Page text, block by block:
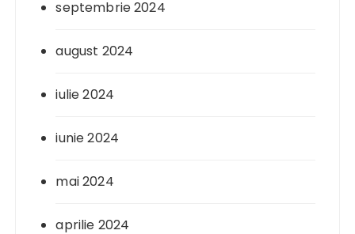
septembrie 2024
august 2024
iulie 2024
iunie 2024
mai 2024
aprilie 2024